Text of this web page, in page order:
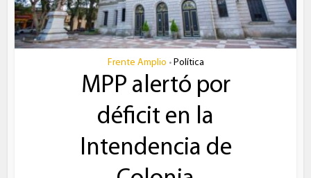
Frente Amplio • Política
MPP alertó por
déficit en la
Intendencia de